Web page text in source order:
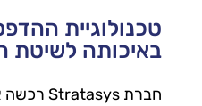
באיכותה לשיטת